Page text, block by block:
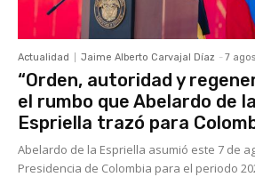
Actualidad Jaime Alberto Carvajal Díaz - 7
“Orden, autoridad y
el rumbo que Abelardo de la
Espriella trazó para
Abelardo de la Espriella asumió este 7 de
Presidencia de Colombia para el periodo